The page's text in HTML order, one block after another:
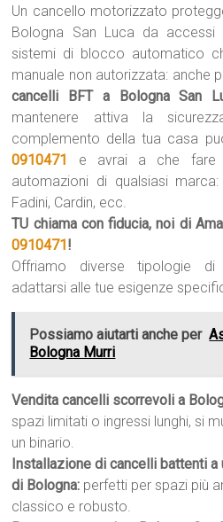
Un cancello motorizzato
Bologna San Luca da accessi
sistemi di blocco automatico
manuale non autorizzata: anche
cancelli BFT a Bologna San
mantenere attiva la
complemento della tua casa
0910471
e avrai a che fare
automazioni di qualsiasi marca:
Fadini, Cardin, ecc.
TU chiama con fiducia, noi di
0910471!
Offriamo diverse tipologie
adattarsi alle tue esigenze
Possiamo aiutarti anche per
Bologna Murri
Vendita cancelli scorrevoli a
spazi limitati o ingressi lunghi, si
un binario.
Installazione di cancelli battenti a
di Bologna: perfetti per spazi più
classico e robusto.